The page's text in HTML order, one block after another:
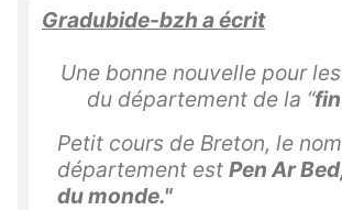
Gradubide-bzh a écrit
Une bonne nouvelle pour
du département de la “
Petit cours de Breton, le
département est Pen Ar
du monde."